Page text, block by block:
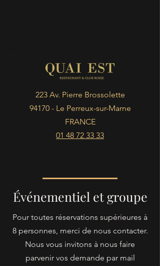
223 Av. Pierre Brossolette
94170 - Le Perreux-sur-Marne
FRANCE
01 48 72 33 33
Événementiel et groupe
Pour toutes réservations supérieures à
8 personnes, merci de nous contacter.
Nous vous invitons à nous faire
parvenir vos demande par mail